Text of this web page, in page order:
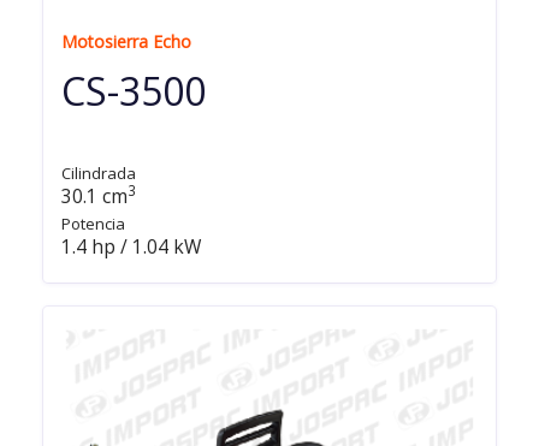
Motosierra Echo
CS-3500
Cilindrada
30.1 cm3
Potencia
1.4 hp / 1.04 kW